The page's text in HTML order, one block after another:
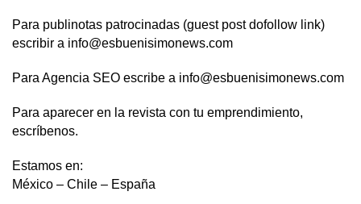
Para publinotas patrocinadas (guest post dofollow link)
escribir a info@esbuenisimonews.com
Para Agencia SEO escribe a info@esbuenisimonews.com
Para aparecer en la revista con tu emprendimiento,
escríbenos.
Estamos en:
México – Chile – España